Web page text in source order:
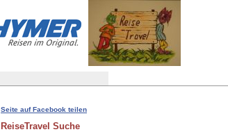
Seite auf Facebook teilen
ReiseTravel Suche